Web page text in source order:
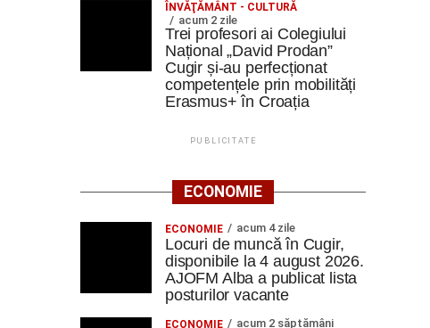
ÎNVĂŢĂMÂNT - CULTURĂ
acum 2 zile
Trei profesori ai Colegiului
Național „David Prodan”
Cugir și-au perfecționat
competențele prin mobilități
Erasmus+ în Croația
PUBLICITATE
ECONOMIE
ECONOMIE acum 4 zile
Locuri de muncă în Cugir,
disponibile la 4 august 2026.
AJOFM Alba a publicat lista
posturilor vacante
ECONOMIE acum 2 săptămâni